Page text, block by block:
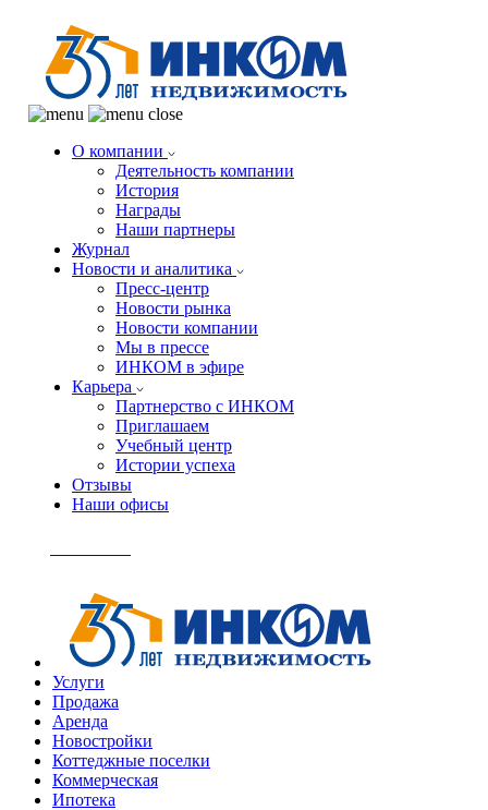
О компании
Деятельность компании
История
Награды
Наши партнеры
Журнал
Новости и аналитика
Пресс-центр
Новости рынка
Новости компании
Мы в прессе
ИНКОМ в эфире
Карьера
Партнерство с ИНКОМ
Приглашаем
Учебный центр
Истории успеха
Отзывы
Наши офисы
Услуги
Продажа
Аренда
Новостройки
Коттеджные поселки
Коммерческая
Ипотека